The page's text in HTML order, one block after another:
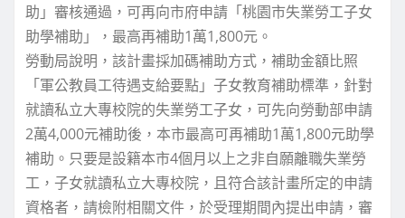
助」審核通過，可再向市府申請「桃園市失業勞工子女
助學補助」，最高再補助1萬1,800元。
勞動局說明，該計畫採加碼補助方式，補助金額比照
「軍公教員工待遇支給要點」子女教育補助標準，針對
就讀私立大專校院的失業勞工子女，可先向勞動部申請
2萬4,000元補助後，本市最高可再補助1萬1,800元助學
補助。只要是設籍本市4個月以上之非自願離職失業勞
工，子女就讀私立大專校院，且符合該計畫所定的申請
資格者，請檢附相關文件，於受理期間內提出申請，審